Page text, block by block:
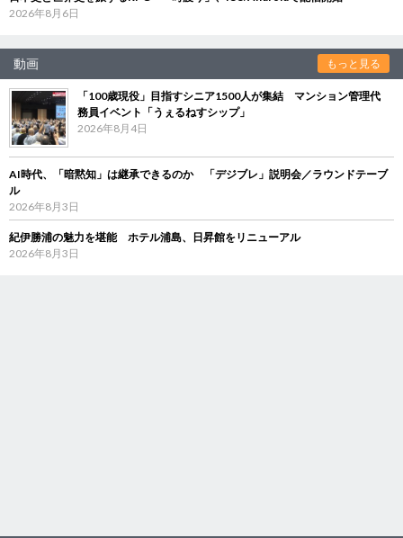
2026年8月6日
動画 もっと見る
「100歳現役」目指すシニア1500人が集結 マンション管理代
務員イベント「うぇるねすシップ」
2026年8月4日
AI時代、「暗黙知」は継承できるのか 「デジブレ」説明会／ラウンドテーブ
ル
2026年8月3日
紀伊勝浦の魅力を堪能 ホテル浦島、日昇館をリニューアル
2026年8月3日